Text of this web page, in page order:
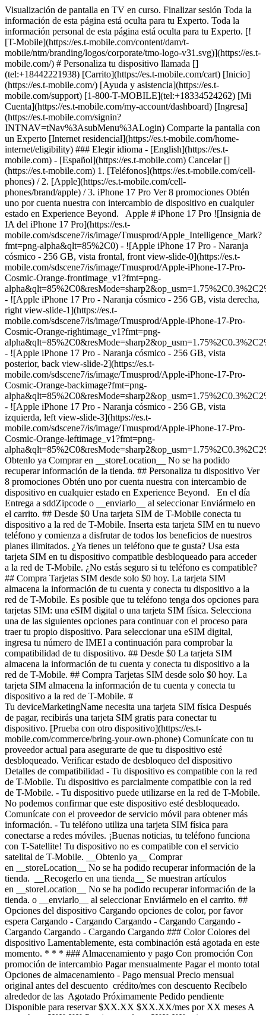
Visualización de pantalla en TV en curso. Finalizar sesión Toda la
información de esta página está oculta para tu Experto. Toda la
información personal de esta página está oculta para tu Experto. [!
[T-Mobile](https://es.t-mobile.com/content/dam/t-
mobile/ntm/branding/logos/corporate/tmo-logo-v31.svg)](https://es.t-
mobile.com/) # ​​​​​​​Personaliza tu dispositivo llamada []
(tel:+18442221938) [Carrito](https://es.t-mobile.com/cart) [Inicio]
(https://es.t-mobile.com/) [Ayuda y asistencia](https://es.t-
mobile.com/support) [1-800-T-MOBILE](tel:+18334524262) [Mi
Cuenta](https://es.t-mobile.com/my-account/dashboard) [Ingresa]
(https://es.t-mobile.com/signin?
INTNAV=tNav%3AsubMenu%3ALogin) Comparte la pantalla con
un Experto [Internet residencial](https://es.t-mobile.com/home-
internet/eligibility) ### Elegir idioma - [English](https://es.t-
mobile.com) - [Español](https://es.t-mobile.com) Cancelar []
(https://es.t-mobile.com) 1. [Teléfonos](https://es.t-mobile.com/cell-
phones) / 2. [Apple](https://es.t-mobile.com/cell-
phones/brand/apple) / 3. iPhone 17 Pro Ver 8 promociones Obtén
uno por cuenta nuestra con intercambio de dispositivo en cualquier
estado en Experience Beyond. Apple # iPhone 17 Pro ![Insignia de
IA del iPhone 17 Pro](https://es.t-
mobile.com/sdscene7/is/image/Tmusprod/Apple_Intelligence_Mark?
fmt=png-alpha&qlt=85%2C0) - ![Apple iPhone 17 Pro - Naranja
cósmico - 256 GB, vista frontal, front view-slide-0](https://es.t-
mobile.com/sdscene7/is/image/Tmusprod/Apple-iPhone-17-Pro-
Cosmic-Orange-frontimage_v1?fmt=png-
- ![Apple iPhone 17 Pro - Naranja cósmico - 256 GB, vista derecha,
right view-slide-1](https://es.t-
mobile.com/sdscene7/is/image/Tmusprod/Apple-iPhone-17-Pro-
Cosmic-Orange-rightimage_v1?fmt=png-
- ![Apple iPhone 17 Pro - Naranja cósmico - 256 GB, vista
posterior, back view-slide-2](https://es.t-
mobile.com/sdscene7/is/image/Tmusprod/Apple-iPhone-17-Pro-
Cosmic-Orange-backimage?fmt=png-
- ![Apple iPhone 17 Pro - Naranja cósmico - 256 GB, vista
izquierda, left view-slide-3](https://es.t-
mobile.com/sdscene7/is/image/Tmusprod/Apple-iPhone-17-Pro-
Cosmic-Orange-leftimage_v1?fmt=png-
Obtenlo ya Comprar en __storeLocation__ No se ha podido recuperar información de la tienda. ## ​​​​​​​Personaliza tu dispositivo Ver 8 promociones Obtén uno por cuenta nuestra con intercambio de dispositivo en cualquier estado en Experience Beyond. En el día Entrega a sddZipcode o __enviarlo__ al seleccionar Enviármelo en el carrito. ## Desde $0 Una tarjeta SIM de T-Mobile conecta tu dispositivo a la red de T-Mobile. Inserta esta tarjeta SIM en tu nuevo teléfono y comienza a disfrutar de todos los beneficios de nuestros planes ilimitados. ¿Ya tienes un teléfono que te gusta? Usa esta tarjeta SIM en tu dispositivo compatible desbloqueado para acceder a la red de T-Mobile. ¿No estás seguro si tu teléfono es compatible? ## Compra Tarjetas SIM desde solo $0 hoy. La tarjeta SIM almacena la información de tu cuenta y conecta tu dispositivo a la red de T-Mobile. Es posible que tu teléfono tenga dos opciones para tarjetas SIM: una eSIM digital o una tarjeta SIM física. Selecciona una de las siguientes opciones para continuar con el proceso para traer tu propio dispositivo. Para seleccionar una eSIM digital, ingresa tu número de IMEI a continuación para comprobar la compatibilidad de tu dispositivo. ## Desde $0 La tarjeta SIM almacena la información de tu cuenta y conecta tu dispositivo a la red de T-Mobile. ## Compra Tarjetas SIM desde solo $0 hoy. La tarjeta SIM almacena la información de tu cuenta y conecta tu dispositivo a la red de T-Mobile. # Tu deviceMarketingName necesita una tarjeta SIM física Después de pagar, recibirás una tarjeta SIM gratis para conectar tu dispositivo. [Prueba con otro dispositivo](https://es.t-mobile.com/commerce/bring-your-own-phone) Comunícate con tu proveedor actual para asegurarte de que tu dispositivo esté desbloqueado. Verificar estado de desbloqueo del dispositivo Detalles de compatibilidad - Tu dispositivo es compatible con la red de T-Mobile. Tu dispositivo es parcialmente compatible con la red de T-Mobile. - Tu dispositivo puede utilizarse en la red de T-Mobile. No podemos confirmar que este dispositivo esté desbloqueado. Comunícate con el proveedor de servicio móvil para obtener más información. - Tu teléfono utiliza una tarjeta SIM física para conectarse a redes móviles. ¡Buenas noticias, tu teléfono funciona con T-Satellite! Tu dispositivo no es compatible con el servicio satelital de T-Mobile. __Obtenlo ya__ Comprar en __storeLocation__ No se ha podido recuperar información de la tienda. __Recogerlo en una tienda__ Se muestran artículos en __storeLocation__ No se ha podido recuperar información de la tienda. o __enviarlo__ al seleccionar Enviármelo en el carrito. ## Opciones del dispositivo Cargando opciones de color, por favor espera Cargando - Cargando Cargando - Cargando Cargando - Cargando Cargando - Cargando Cargando ### Color Colores del dispositivo Lamentablemente, esta combinación está agotada en este momento. * * * ### Almacenamiento y pago Con promoción Con promoción de intercambio Pagar mensualmente Pagar el monto total Opciones de almacenamiento - Pago mensual Precio mensual original antes del descuento crédito/mes con descuento Recíbelo alrededor de las Agotado Próximamente Pedido pendiente Disponible para reservar $XX.XX $XX.XX/mes por XX meses A pagar hoy: $XX.XX Precio completo: $XX.XX + impuestos Opciones de almacenamiento - Pago total Precio mensual original antes del descuento + impuestos Recíbelo alrededor de las Agotado Próximamente Pedido pendiente Disponible para reservar $XX.XX + impuesto Opciones de almacenamiento - Pago total Precio mensual original antes del descuento + impuestos Recíbelo alrededor de las Agotado Próximamente Pedido pendiente Disponible para reservar $XX.XX + impuesto ### Color Colores del dispositivo Azul intenso Plata Naranja cósmico Lamentablemente, esta combinación está agotada en este momento. * * * ### Almacenamiento y pago Con promoción Con promoción de intercambio Con promoción de intercambio On Pagar mensualmente Pagar el monto total Opciones de almacenamiento - Pago mensual Precio mensual original antes del descuento crédito/mes con descuento Recíbelo alrededor de las Agotado Próximamente Pedido pendiente Disponible para reservar $XX.XX $XX.XX/mes por XX meses A pagar hoy: $XX.XX Precio completo: $XX.XX + impuestos 256GB Precio mensual original antes del descuento crédito/mes con descuento Recíbelo alrededor de las Agotado Próximamente Pedido pendiente Disponible para reservar Precio mensual original $45.84 antes del descuento $0.00/mes $0.00 crédito/mes con descuento por 24 meses A pagar hoy: __$0.00__ Precio sin descuento: $1,099.99 + impuesto Recíbelo alrededor de las Agotado Próximamente Pedido pendiente Disponible para reservar $XX.XX $XX.XX/mes por XX meses A pagar hoy: $XX.XX Precio completo: $XX.XX + impuestos 512GB Precio mensual original antes del descuento crédito/mes con descuento Recíbelo alrededor de las Agotado Próximamente Pedido pendiente Disponible para reservar Precio mensual original $54.17 antes del descuento $8.33/mes $8.33 crédito/mes con descuento por 24 meses A pagar hoy: __$0.00__ Precio sin descuento: $1,299.99 + impuesto Recíbelo alrededor de las Agotado Próximamente Pedido pendiente Disponible para reservar $XX.XX $XX.XX/mes por XX meses A pagar hoy: $XX.XX Precio completo: $XX.XX + impuestos 1TB Precio mensual original antes del descuento crédito/mes con descuento Recíbelo alrededor de las Agotado Próximamente Pedido pendiente Disponible para reservar Precio mensual original $62.50 antes del descuento $16.66/mes $16.66 crédito/mes con descuento por 24 meses A pagar hoy: __$0.00__ Precio sin descuento: $1,499.99 + impuesto Recíbelo alrededor de las Agotado Próximamente Pedido pendiente Disponible para reservar $XX.XX $XX.XX/mes por XX meses A pagar hoy: $XX.XX Precio completo: $XX.XX + impuestos Opciones de almacenamiento - Pago total Precio mensual original antes del descuento + impuestos Recíbelo alrededor de las Agotado Próximamente Pedido pendiente Disponible para reservar $XX.XX + impuesto 256GB Precio mensual original antes del descuento + impuestos Recíbelo alrededor de las Agotado Próximamente Pedido pendiente Disponible para reservar Ahorra ${{listPrice}} por tiempo limitado Precio mensual original {{ payInFullStrikeThroughValue }} antes del descuento $1,099.99 + impuestos Recíbelo alrededor de las Agotado Próximamente Pedido pendiente Disponible para reservar $XX.XX + impuesto 512GB Precio mensual original antes del descuento + impuestos Recíbelo alrededor de las Agotado Próximamente Pedido pendiente Disponible para reservar Ahorra ${{listPrice}} por tiempo limitado Precio mensual original {{ payInFullStrikeThroughValue }} antes del descuento $1,299.99 + impuestos Recíbelo alrededor de las Agotado Próximamente Pedido pendiente Disponible para reservar $XX.XX + impuesto 1TB Precio mensual original antes del descuento + impuestos Recíbelo alrededor de las Agotado Próximamente Pedido pendiente Disponible para reservar Ahorra ${{listPrice}} por tiempo limitado Precio mensual original {{ payInFullStrikeThroughValue }} antes del descuento $1,499.99 + impuestos Recíbelo alrededor de las Agotado Próximamente Pedido pendiente Disponible para reservar $XX.XX + impuesto Opciones de almacenamiento - Pago total Precio mensual original antes del descuento + impuestos Recíbelo alrededor de las Agotado Próximamente Pedido pendiente Disponible para reservar $XX.XX + impuesto A pagar hoy: __$0.00__ + impuestos y otros cargos Precio sin descuento: $1,099.99 + impuesto Si este dispositivo cumple los requisitos para la financiación Flex, tus condiciones de pago se actualizarán cuando lo agregues a tu carrito. Precios cuando elijas Experience Beyond plan Más cargo por conexión del dispositivo de hasta $35 Si eliges pagar mensualmente y cancelas el servicio móvil, deberás pagar el saldo restante del dispositivo. Para clientes elegibles. Tasa de interés anual de 0%. Se requiere servicio elegible. Ya tienes la cantidad máxima de líneas en tu carrito. [Ir al carrito](https://es.t-mobile.com/cart) Has alcanzado la cantidad máxima de líneas no telefónicas. [Ir al carrito](https://es.t-mobile.com/cart) Has alcanzado la cantidad máxima de líneas telefónicas. [Ir al carrito](https://es.t-mobile.com/cart) Cargando Cargando Cargando Cargando Cargando Cargando Cargando Cargando Cargando Cargando Cargando Cargando Cargando Cargando opciones de entrega, por favor espera Opciones de entrega y recogida Entrega el mismo día No disponible Recíbelo alrededor de las expectedDeliveryTime Costo de entrega real: $9.99 Costo de entrega con descuento: gratis Recoger en la tienda No disponible en currentZipCode No disponible Hoy en storeName Gratis Envío No disponible Fecha de envío estimada: shippingDate Gratis Opciones de entrega y recogida Entrega el mismo día No disponible Recíbelo alrededor de las expectedDeliveryTime Costo de entrega real: $9.99 Costo de entrega con descuento: gratis Entrega el mismo día No disponible Recíbelo alrededor de las expectedDeliveryTime Costo de entrega real: $9.99 Costo de entrega con descuento: gratis Recoger en la tienda No disponible en currentZipCode No disponible Hoy en storeName Gratis Recoger en la tienda No disponible en currentZipCode No disponible No disponible Hoy en storeName Gratis Envío No disponible Fecha de envío estimada: shippingDate Gratis Envío No disponible Fecha de envío estimada: Aug 5 - Aug 10 Gratis __Tu tienda:__ [storeLocation (storeDistance mi)](#) Encuentra una tienda cerca [Editar ubicación](#) No disponible en currentZipCode No disponible en 20146 # Entregar a currentZipCode Editar ubicación # Entregar a currentZipCode Editar ubicación ### ¿Ya eres cliente de T-Mobile? Cliente existente Cliente nuevo ### Bienvenido a T-Mobile (cliente